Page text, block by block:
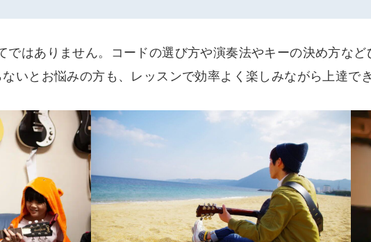
ではありません。コードの選び方や演奏法やキーの決め方な
いとお悩みの方も、レッスンで効率よく楽しみながら上達で